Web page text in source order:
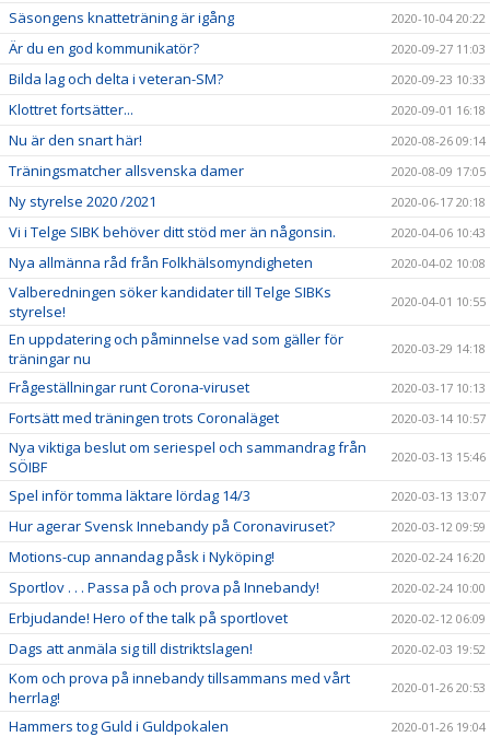
Säsongens knatteträning är igång 2020-10-04 20:22
Är du en god kommunikatör? 2020-09-27 11:03
Bilda lag och delta i veteran-SM? 2020-09-23 10:33
Klottret fortsätter... 2020-09-01 16:18
Nu är den snart här! 2020-08-26 09:14
Träningsmatcher allsvenska damer 2020-08-09 17:05
Ny styrelse 2020 /2021 2020-06-17 20:18
Vi i Telge SIBK behöver ditt stöd mer än någonsin. 2020-04-06 10:43
Nya allmänna råd från Folkhälsomyndigheten 2020-04-02 10:08
Valberedningen söker kandidater till Telge SIBKs
styrelse!
2020-04-01 10:55
En uppdatering och påminnelse vad som gäller för
träningar nu
2020-03-29 14:18
Frågeställningar runt Corona-viruset 2020-03-17 10:13
Fortsätt med träningen trots Coronaläget 2020-03-14 10:57
Nya viktiga beslut om seriespel och sammandrag från
SÖIBF
2020-03-13 15:46
Spel inför tomma läktare lördag 14/3 2020-03-13 13:07
Hur agerar Svensk Innebandy på Coronaviruset? 2020-03-12 09:59
Motions-cup annandag påsk i Nyköping! 2020-02-24 16:20
Sportlov . . . Passa på och prova på Innebandy! 2020-02-24 10:00
Erbjudande! Hero of the talk på sportlovet 2020-02-12 06:09
Dags att anmäla sig till distriktslagen! 2020-02-03 19:52
Kom och prova på innebandy tillsammans med vårt
herrlag!
2020-01-26 20:53
Hammers tog Guld i Guldpokalen
2020-01-26 19:04